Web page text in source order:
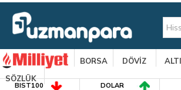
BORSA DÖVİZ
SÖZLÜK
BIST100 DOLAR